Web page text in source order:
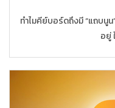
ทำไมคีย์บอร์ดถึงมี “แถบนูน
อยู่